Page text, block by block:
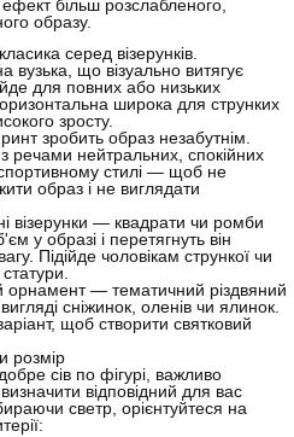
більш розслабленого,
образу.
класика серед візерунків.
вузька, що візуально витягує
для повних або низьких
широка для струнких
зросту.
зробить образ незабутнім.
речами нейтральних, спокійних
стилі — щоб не
образ і не виглядати
візерунки — квадрати чи ромби
у образі і перетягнуть він
Підійде чоловікам стрункої чи
орнамент— тематичний різдвяний
сніжинок, оленів чи ялинок.
щоб створити святковий
розмір
сів по фігурі, важливо
відповідний для вас
светр, орієнтуйтеся на